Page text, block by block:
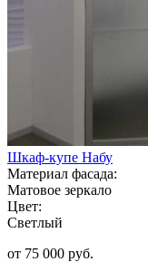
Шкаф-купе Набу
Материал фасада:
Матовое зеркало
Цвет:
Светлый
от 75 000 руб.